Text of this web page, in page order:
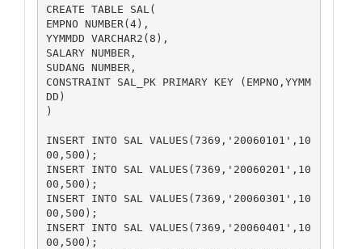
CREATE TABLE SAL(
EMPNO NUMBER(4),
YYMMDD VARCHAR2(8),
SALARY NUMBER,
SUDANG NUMBER,
CONSTRAINT SAL_PK PRIMARY KEY (EMPNO,YYMM
DD)
)
INSERT INTO SAL VALUES(7369,'20060101',10
00,500);
INSERT INTO SAL VALUES(7369,'20060201',10
00,500);
INSERT INTO SAL VALUES(7369,'20060301',10
00,500);
INSERT INTO SAL VALUES(7369,'20060401',10
00,500);